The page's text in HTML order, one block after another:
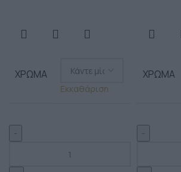
ΧΡΏΜΑ
Εκκαθάριση
ΧΡΏΜΑ